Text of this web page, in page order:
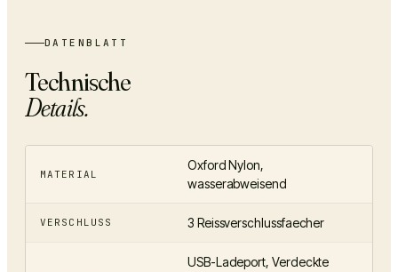
DATENBLATT
Technische
Details.
MATERIAL
Oxford Nylon,
wasserabweisend
VERSCHLUSS 3 Reissverschlussfaecher
USB-Ladeport, Verdeckte